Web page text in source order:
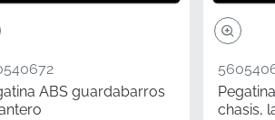
ABS guardabarros
chasis,